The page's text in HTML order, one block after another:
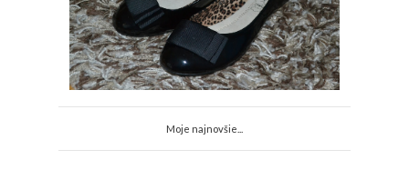
Moje najnovšie...